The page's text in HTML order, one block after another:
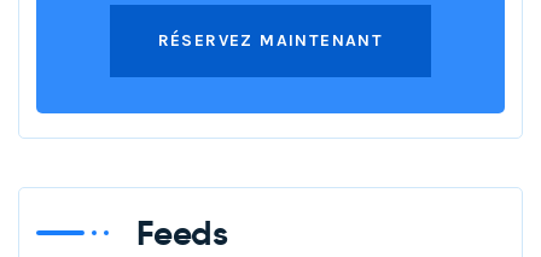
RÉSERVEZ MAINTENANT
Feeds